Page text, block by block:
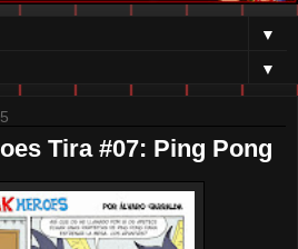
▼
▼
Tira #07: Ping Pong